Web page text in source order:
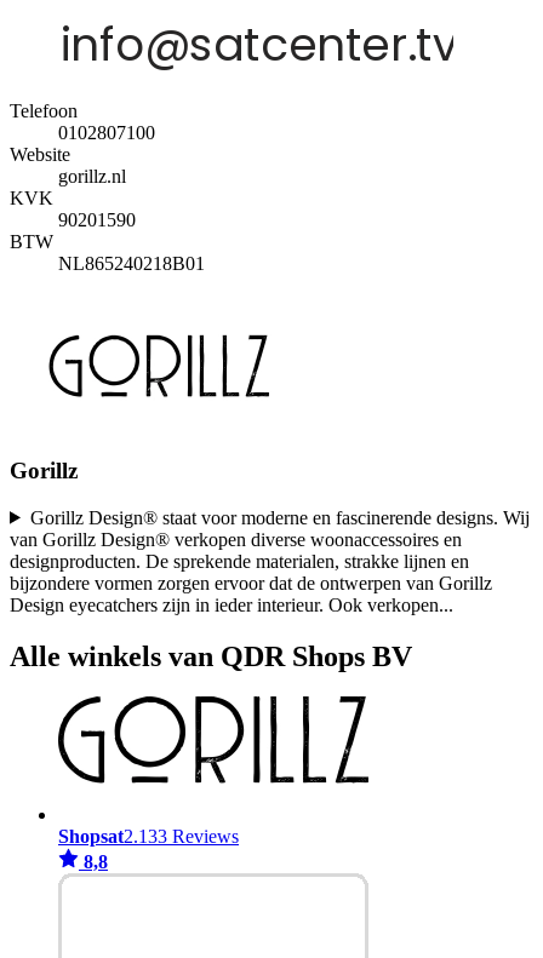
Telefoon
0102807100
Website
gorillz.nl
KVK
90201590
BTW
NL865240218B01
Gorillz
Gorillz Design® staat voor moderne en fascinerende designs. Wij
van Gorillz Design® verkopen diverse woonaccessoires en
designproducten. De sprekende materialen, strakke lijnen en
bijzondere vormen zorgen ervoor dat de ontwerpen van Gorillz
Design eyecatchers zijn in ieder interieur. Ook verkopen...
Alle winkels van QDR Shops BV
Shopsat2.133 Reviews
8,8